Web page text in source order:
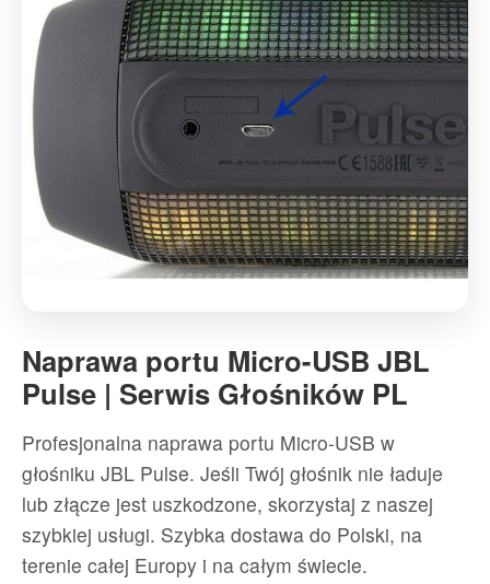
portu
Micro-
USB
JBL
Pulse
|
Serwis
Głośników
PL
Naprawa portu Micro-USB JBL
Pulse | Serwis Głośników PL
Profesjonalna naprawa portu Micro-USB w
głośniku JBL Pulse. Jeśli Twój głośnik nie ładuje
lub złącze jest uszkodzone, skorzystaj z naszej
szybkiej usługi. Szybka dostawa do Polski, na
terenie całej Europy i na całym świecie.